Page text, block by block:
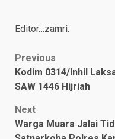
Editor…zamri.
Post
navigation
Previous
Kodim 0314/Inhil
SAW 1446 Hijriah
Next
Warga Muara Jalai